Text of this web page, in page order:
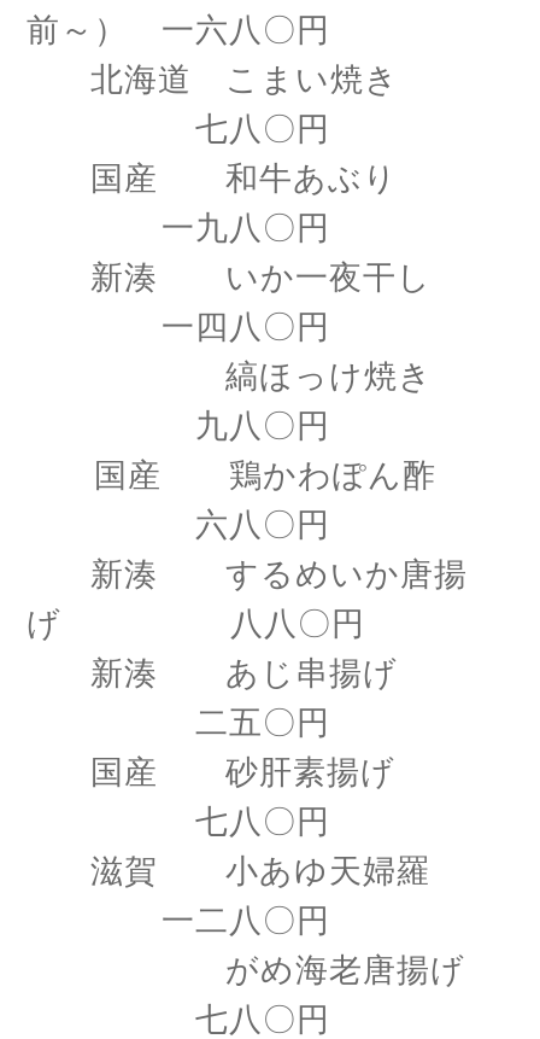
前～） 一六八〇円
北海道 こまい焼き
七八〇円
国産 和牛あぶり
一九八〇円
新湊 いか一夜干し
一四八〇円
縞ほっけ焼き
九八〇円
国産 鶏かわぽん酢
六八〇円
新湊 するめいか唐揚
げ 八八〇円
新湊 あじ串揚げ
二五〇円
国産 砂肝素揚げ
七八〇円
滋賀 小あゆ天婦羅
一二八〇円
がめ海老唐揚げ
七八〇円